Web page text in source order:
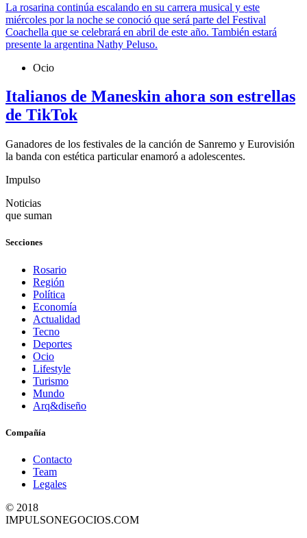
La rosarina continúa escalando en su carrera musical y este
miércoles por la noche se conoció que será parte del Festival
Coachella que se celebrará en abril de este año. También estará
presente la argentina Nathy Peluso.
Ocio
Italianos de Maneskin ahora son estrellas
de TikTok
Ganadores de los festivales de la canción de Sanremo y Eurovisión
la banda con estética particular enamoró a adolescentes.
Impulso
Noticias
que suman
Secciones
Rosario
Región
Política
Economía
Actualidad
Tecno
Deportes
Ocio
Lifestyle
Turismo
Mundo
Arq&diseño
Compañía
Contacto
Team
Legales
© 2018
IMPULSONEGOCIOS.COM